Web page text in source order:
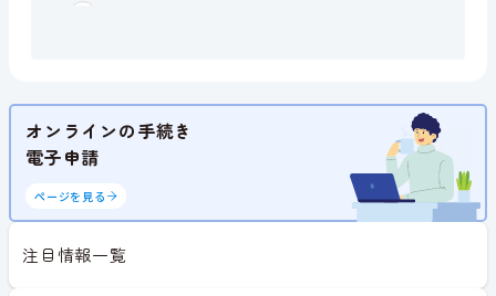
オンラインの手続き
電子申請
ページを見る
注目情報一覧